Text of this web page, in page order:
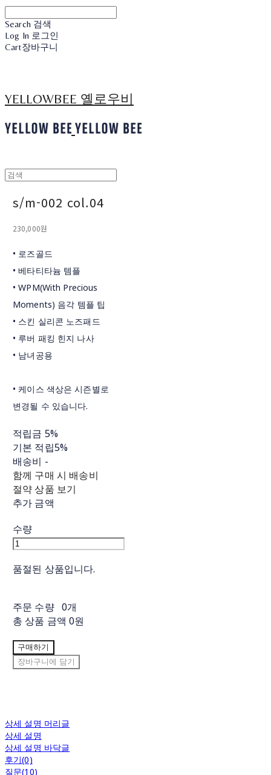
Search 검색
Log In 로그인
Cart장바구니
YELLOWBEE 옐로우비
​​s/m-002 col.04
230,000원
• 로즈골드
• 베타티타늄 템플
• WPM(With Precious
Moments) 음각 템플 팁
• 스킨 실리콘 노즈패드
• 루버 패킹 힌지 나사
• 남녀공용
• 케이스 색상은 시즌별로
변경될 수 있습니다.
적립금 5%
기본 적립5%
배송비 -
함께 구매 시 배송비
절약 상품 보기
추가 금액
수량
품절된 상품입니다.
주문 수량 0개
총 상품 금액 0원
구매하기
장바구니에 담기
상세 설명 머리글
상세 설명
상세 설명 바닥글
후기(0)
질문(10)